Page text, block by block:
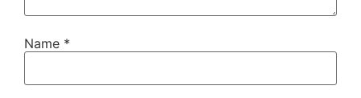
Name *